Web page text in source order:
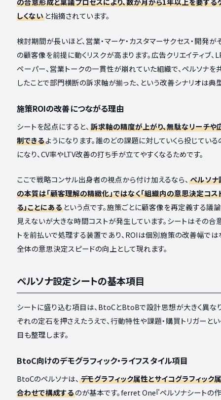
しくないと指摘されています。
検討期間が長いほど、営業・マーケ・カスタマーサクセス・開発
の顧客像を前提に動くリスクが高まります。広告クリエイティブ、
ペーパー、営業トークの一貫性が崩れていた組織で、ペルソナを
したことで部門横断の訴求軸が揃った、という改善シナリオは典
施策ROIの改善につながる理由
シートを起点にすると、 訴求軸の精度が上がり、無駄なリーチや
制できるようになります。誰のどの課題に対していくら投じてい
になり、CV率やLTV改善の打ち手が立てやすくなるためです。
ここで戦略コンサル出身者の視点から付け加えるなら、 ペルソナ
の本質は「顧客理解の精緻化」ではなく「組織内の意思決定コス
る」ことにあるという点です。施策ごとに顧客像を再定義する議
見えないが大きな時間コストが発生しています。シートはその合
トを前払いで処理する装置であり、ROIは個別施策の改善幅では
全体の意思決定スピードの向上として現れます。
ペルソナ設定シートの基本項目
シートに盛り込む項目は、BtoCとBtoBで設計思想が大きく異な
ぞれの定石を押さえたうえで、行動特性や課題・購買トリガーと
目も整理します。
BtoC向けのデモグラフィック・ライフスタイル項目
BtoCのペルソナは、 デモグラフィック属性とサイコグラフィック
合わせで構成するのが基本です。ferret One『ペルソナシートの